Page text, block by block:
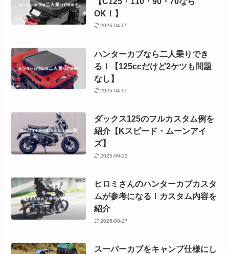
OK！】
2026-04-05
ハンターカブなら二人乗りでき
る！【125ccだけど2ケツも問題
なし】
2026-04-05
ダックス125のフルカスタム例を
紹介【Kスピード・ムーンアイ
ズ】
2025-09-15
ヒロミさんのハンターカブカスタ
ムが参考になる！カスタム内容を
紹介
2025-08-17
スーパーカブをキャンプ仕様にし